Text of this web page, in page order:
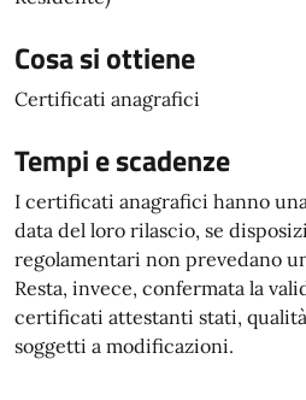
Cosa si ottiene
Certificati anagrafici
Tempi e scadenze
I certificati anagrafici hanno
data del loro rilascio, se
regolamentari non prevedano
Resta, invece, confermata la
certificati attestanti stati,
soggetti a modificazioni.